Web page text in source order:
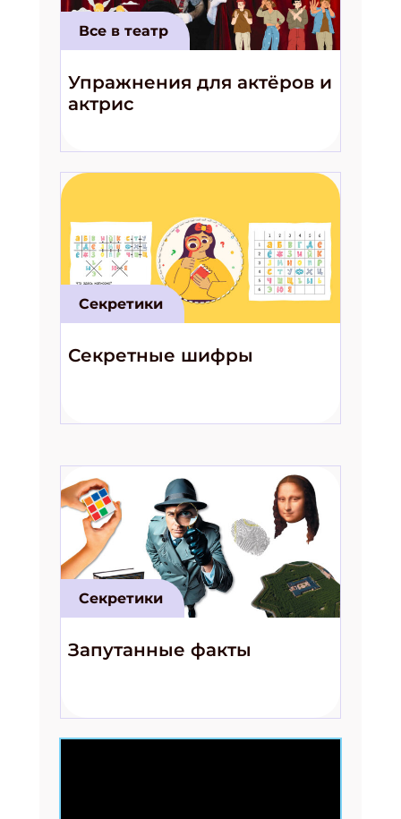
Все в театр
Упражнения для актёров и
актрис
Секретики
Секретные шифры
Секретики
Запутанные факты